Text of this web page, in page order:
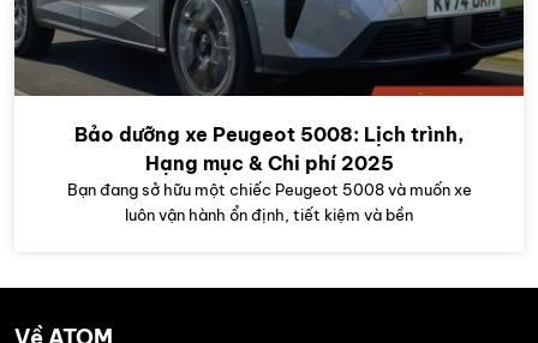
Bảo dưỡng xe Peugeot 5008: Lịch trình,
Hạng mục & Chi phí 2025
Bạn đang sở hữu một chiếc Peugeot 5008 và muốn xe
luôn vận hành ổn định, tiết kiệm và bền
Về ATOM